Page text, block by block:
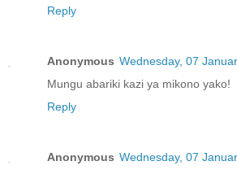
Reply
Anonymous Wednesday, 07
Mungu abariki kazi ya mikono yako!
Reply
Anonymous Wednesday, 07